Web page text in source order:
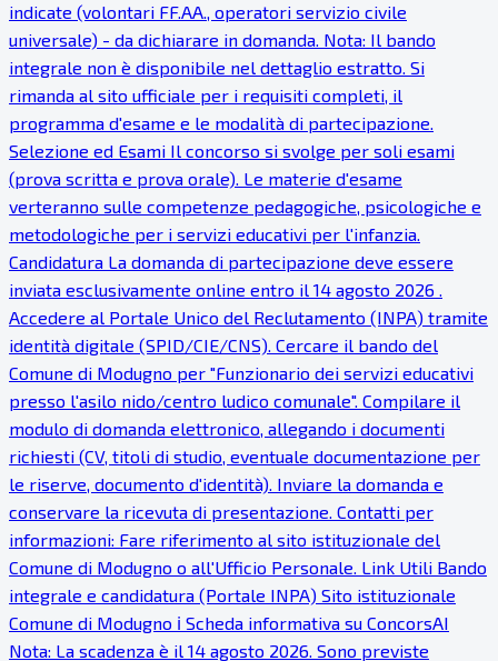
indicate (volontari FF.AA., operatori servizio civile
universale) - da dichiarare in domanda. Nota: Il bando
integrale non è disponibile nel dettaglio estratto. Si
rimanda al sito ufficiale per i requisiti completi, il
programma d'esame e le modalità di partecipazione.
Selezione ed Esami Il concorso si svolge per soli esami
(prova scritta e prova orale). Le materie d'esame
verteranno sulle competenze pedagogiche, psicologiche e
metodologiche per i servizi educativi per l'infanzia.
Candidatura La domanda di partecipazione deve essere
inviata esclusivamente online entro il 14 agosto 2026 .
Accedere al Portale Unico del Reclutamento (INPA) tramite
identità digitale (SPID/CIE/CNS). Cercare il bando del
Comune di Modugno per "Funzionario dei servizi educativi
presso l'asilo nido/centro ludico comunale". Compilare il
modulo di domanda elettronico, allegando i documenti
richiesti (CV, titoli di studio, eventuale documentazione per
le riserve, documento d'identità). Inviare la domanda e
conservare la ricevuta di presentazione. Contatti per
informazioni: Fare riferimento al sito istituzionale del
Comune di Modugno o all'Ufficio Personale. Link Utili Bando
integrale e candidatura (Portale INPA) Sito istituzionale
Comune di Modugno ℹ Scheda informativa su ConcorsAI
Nota: La scadenza è il 14 agosto 2026. Sono previste